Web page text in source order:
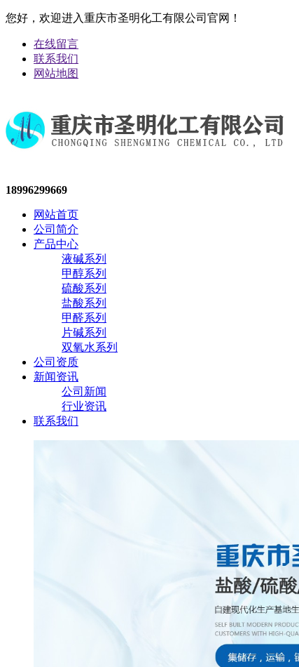
您好，欢迎进入重庆市圣明化工有限公司官网！
在线留言
联系我们
网站地图
18996299669
网站首页
公司简介
产品中心
液碱系列
甲醇系列
硫酸系列
盐酸系列
甲醛系列
片碱系列
双氧水系列
公司资质
新闻资讯
公司新闻
行业资讯
联系我们